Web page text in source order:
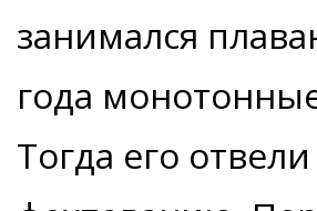
занимался
года
Тогда его